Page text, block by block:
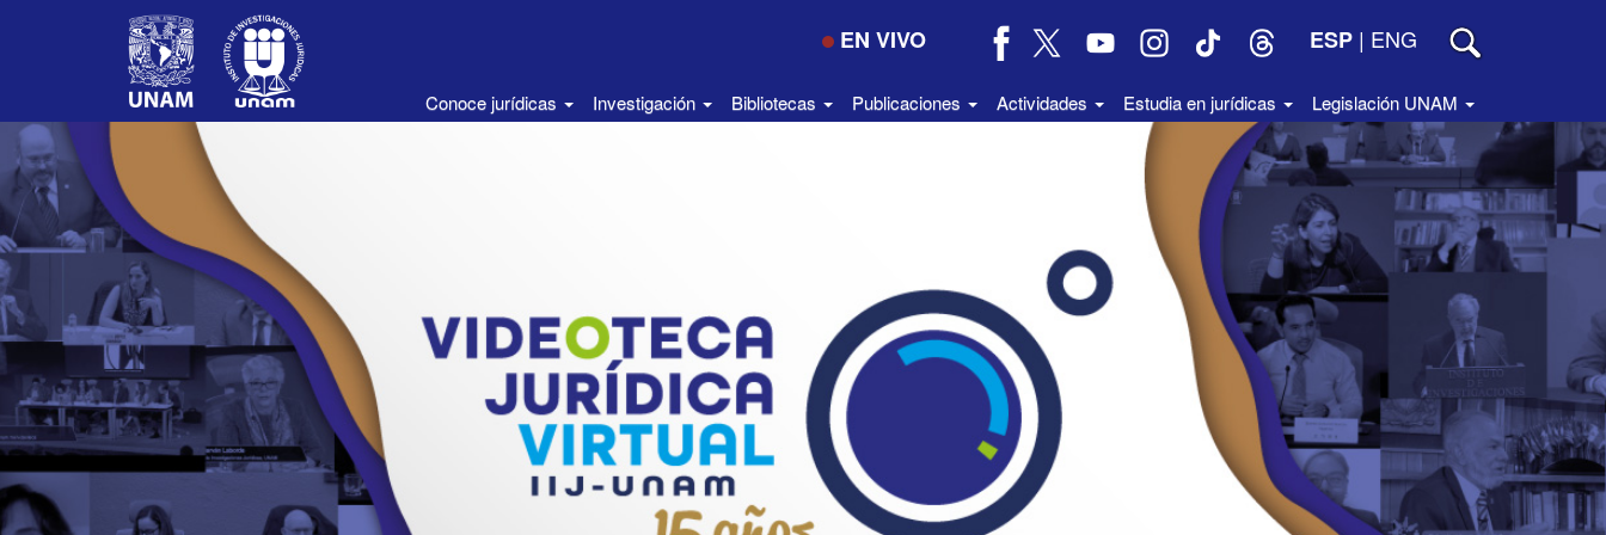
EN VIVO ESP | ENG
Conoce jurídicas Investigación Bibliotecas Publicaciones Actividades Estudia en jurídicas Legislación UNAM